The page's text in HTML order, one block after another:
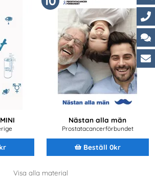
Nästan alla män
Prostatacancerförbundet
Beställ 0kr
Visa alla material